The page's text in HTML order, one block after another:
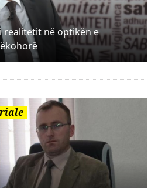
realitetit në optikën e